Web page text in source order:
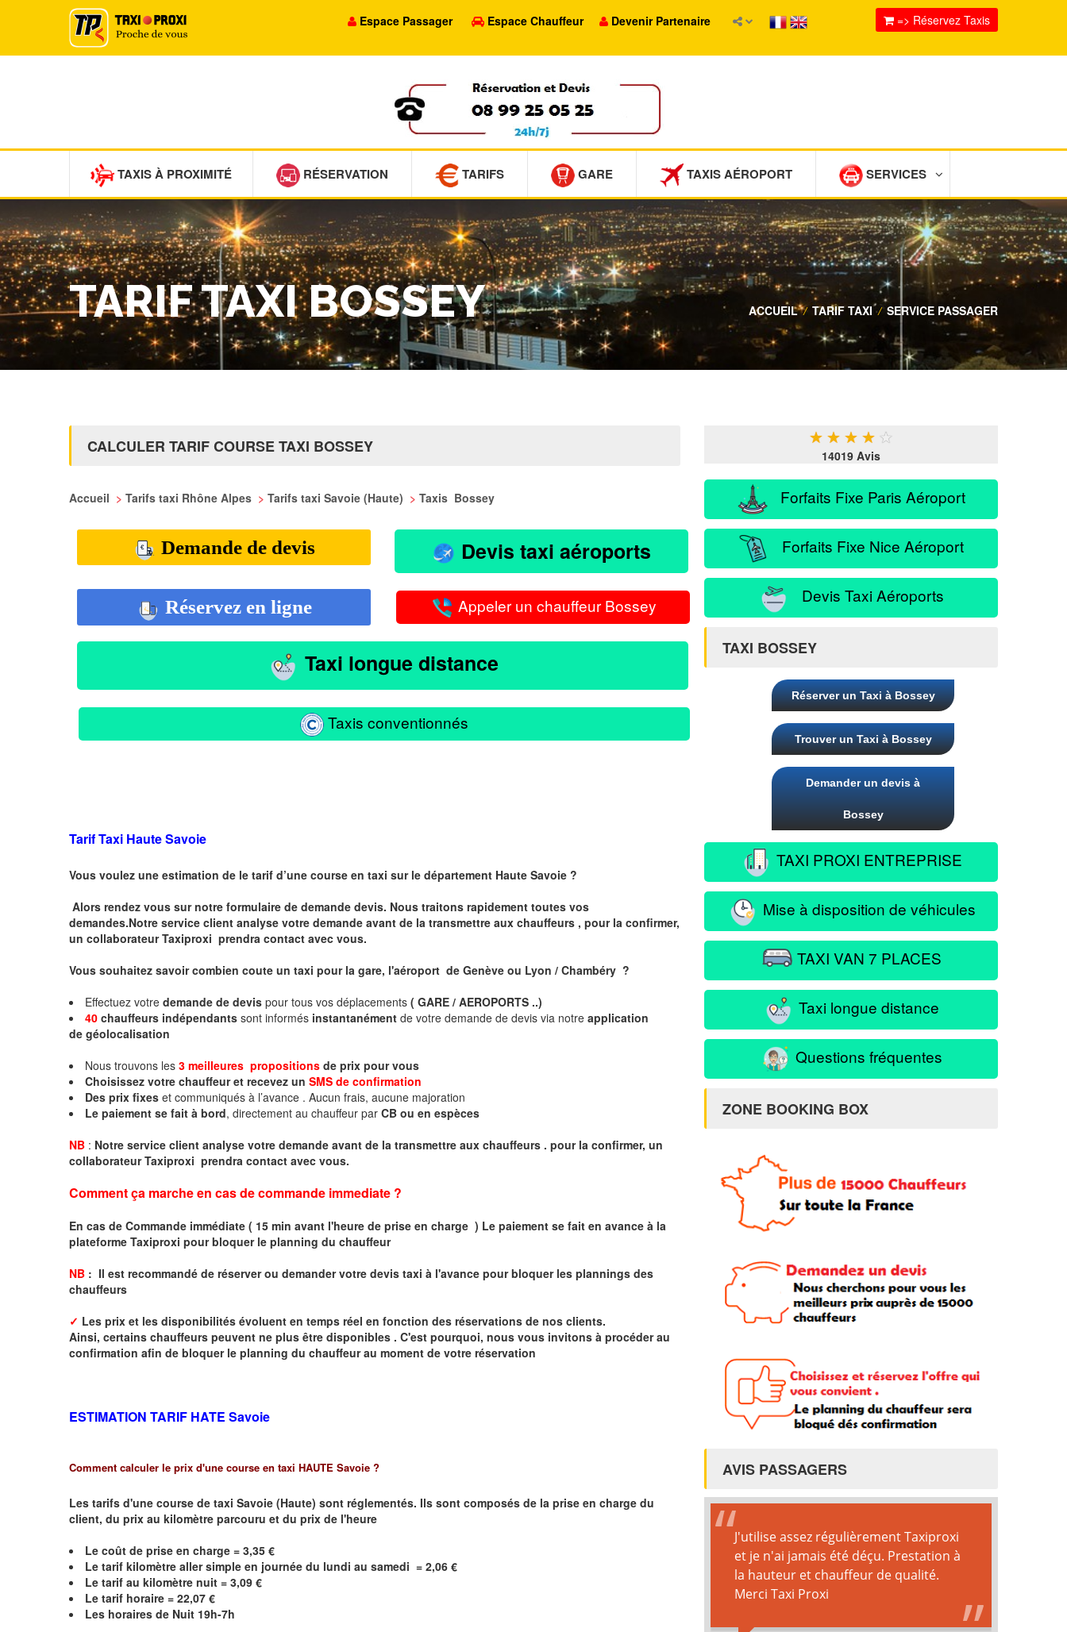
Espace Passager Espace Chauffeur Devenir Partenaire => Réservez Taxis
TAXIS À PROXIMITÉ RÉSERVATION TARIFS GARE TAXIS AÉROPORT SERVICES
TARIF TAXI BOSSEY ACCUEIL / TARIF TAXI / SERVICE PASSAGER
CALCULER TARIF COURSE TAXI BOSSEY
Accueil > Tarifs taxi Rhône Alpes > Tarifs taxi Savoie (Haute) > Taxis Bossey
Demande de devis Devis taxi aéroports
Réservez en ligne Appeler un chauffeur Bossey
Taxi longue distance
Taxis conventionnés
Tarif Taxi Haute Savoie
Vous voulez une estimation de le tarif d’une course en taxi sur le département Haute Savoie ?
Alors rendez vous sur notre formulaire de demande devis. Nous traitons rapidement toutes vos
demandes.Notre service client analyse votre demande avant de la transmettre aux chauffeurs , pour la confirmer,
un collaborateur Taxiproxi prendra contact avec vous.
Vous souhaitez savoir combien coute un taxi pour la gare, l'aéroport de Genève ou Lyon / Chambéry ?
Effectuez votre demande de devis pour tous vos déplacements ( GARE / AEROPORTS ..)
40 chauffeurs indépendants sont informés instantanément de votre demande de devis via notre application
de géolocalisation
Nous trouvons les 3 meilleures propositions de prix pour vous
Choisissez votre chauffeur et recevez un SMS de confirmation
Des prix fixes et communiqués à l’avance . Aucun frais, aucune majoration
Le paiement se fait à bord, directement au chauffeur par CB ou en espèces
NB : Notre service client analyse votre demande avant de la transmettre aux chauffeurs . pour la confirmer, un
collaborateur Taxiproxi prendra contact avec vous.
Comment ça marche en cas de commande immediate ?
En cas de Commande immédiate ( 15 min avant l'heure de prise en charge ) Le paiement se fait en avance à la
plateforme Taxiproxi pour bloquer le planning du chauffeur
NB : Il est recommandé de réserverou demandervotre devis taxi à l'avance pour bloquer les plannings des
chauffeurs
✓ Les prix et les disponibilités évoluent en temps réel en fonction des réservations de nos clients.
Ainsi, certains chauffeurs peuvent ne plus être disponibles . C'est pourquoi, nous vous invitons à procéder au
confirmation afin de bloquer le planning du chauffeur au moment de votre réservation
ESTIMATION TARIF HATE Savoie
Comment calculer le prix d'une course en taxi HAUTE Savoie ?
Les tarifs d'une course de taxi Savoie (Haute) sont réglementés. Ils sont composés de la prise en charge du
client, du prix au kilomètre parcouru et du prix de l'heure
Le coût de prise en charge = 3,35 €
Le tarif kilomètre aller simple en journée du lundi au samedi = 2,06 €
Le tarif au kilomètre nuit = 3,09 €
Le tarif horaire = 22,07 €
Les horaires de Nuit 19h-7h
★ ★ ★ ★ ★
14019 Avis
Forfaits Fixe Paris Aéroport
Forfaits Fixe Nice Aéroport
Devis Taxi Aéroports
TAXI BOSSEY
Réserver un Taxi à Bossey
Trouver un Taxi à Bossey
Demander un devis à
Bossey
TAXI PROXI ENTREPRISE
Mise à disposition de véhicules
TAXI VAN 7 PLACES
Taxi longue distance
Questions fréquentes
ZONE BOOKING BOX
AVIS PASSAGERS